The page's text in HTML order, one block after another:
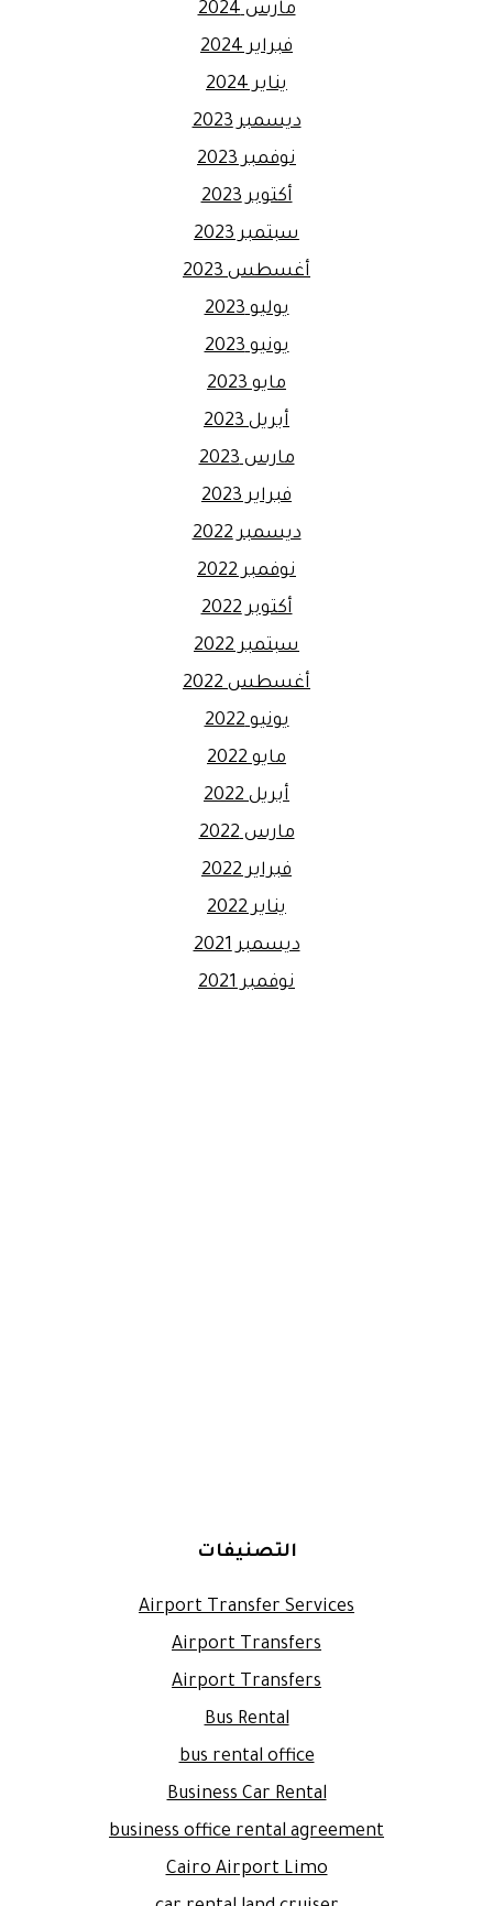
مارس 2024
فبراير 2024
يناير 2024
ديسمبر 2023
نوفمبر 2023
أكتوبر 2023
سبتمبر 2023
أغسطس 2023
يوليو 2023
يونيو 2023
مايو 2023
أبريل 2023
مارس 2023
فبراير 2023
ديسمبر 2022
نوفمبر 2022
أكتوبر 2022
سبتمبر 2022
أغسطس 2022
يونيو 2022
مايو 2022
أبريل 2022
مارس 2022
فبراير 2022
يناير 2022
ديسمبر 2021
نوفمبر 2021
التصنيفات
Airport Transfer Services
Airport Transfers
Airport Transfers
Bus Rental
bus rental office
Business Car Rental
business office rental agreement
Cairo Airport Limo